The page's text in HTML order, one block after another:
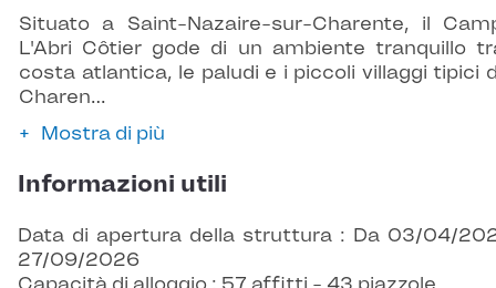
Situato a Saint-Nazaire-sur-Charente, il
L'Abri Côtier gode di un ambiente tranquillo
costa atlantica, le paludi e i piccoli villaggi tipici
Charen…
Mostra di più
Informazioni utili
Data di apertura della struttura : Da 03/04/
27/09/2026